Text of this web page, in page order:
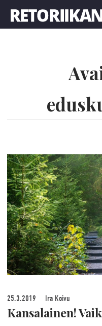
25.3.2019 Ira Koivu
Kansalainen!